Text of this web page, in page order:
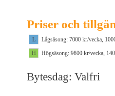
Priser och
L
Lågsäsong: 7000 kr/vecka,
H
Högsäsong: 9800 kr/vecka,
Bytesdag: Valfri